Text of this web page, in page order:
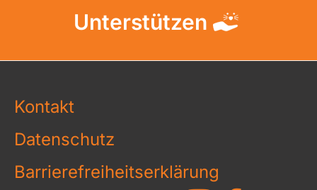
Unterstützen
Kontakt
Datenschutz
Barrierefreiheitserklärung